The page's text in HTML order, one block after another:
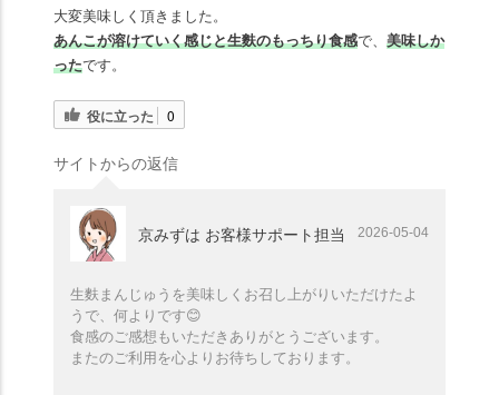
大変美味しく頂きました。
あんこが溶けていく感じと生麩のもっちり食感で、 美味しか
ったです。
役に立った 0
サイトからの返信
京みずは お客様サポート担当 2026-05-04
生麩まんじゅうを美味しくお召し上がりいただけたよ
うで、何よりです😊
食感のご感想もいただきありがとうございます。
またのご利用を心よりお待ちしております。